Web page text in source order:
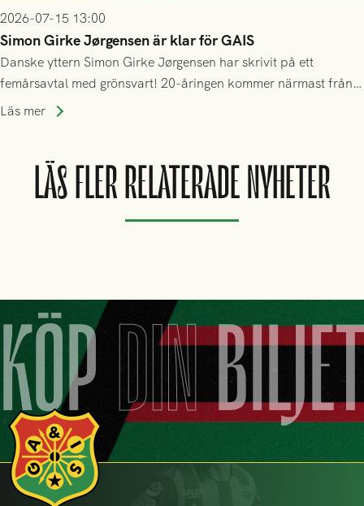
2026-07-15 13:00
Simon Girke Jørgensen är klar för GAIS
Danske yttern Simon Girke Jørgensen har skrivit på ett
femårsavtal med grönsvart! 20-åringen kommer närmast från
spel i färöiska Skála IF.
Läs mer
LÄS FLER RELATERADE NYHETER
KÖPDIN